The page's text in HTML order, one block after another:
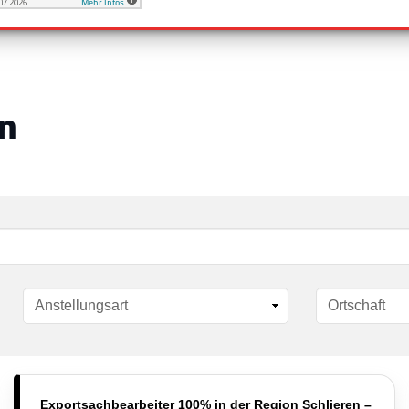
Exportsachbearbeiter 100% in der Region Schlieren –